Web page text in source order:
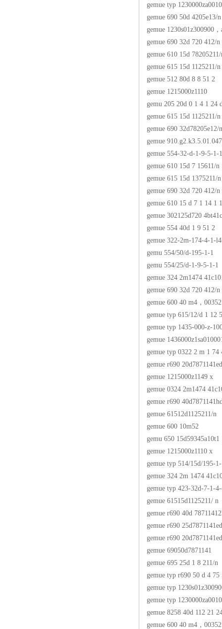
gemue typ
gemue 690 50d 4205e13/n
gemue 1230s01z300900
gemue 690 32d 720 412/n
gemue 610 15d
gemue 615 15d 1125211/n
gemue 512 80d 8 8 51 2
gemue 1215000z1110
gemu 205 20d 0 1 4 1 24
gemue 615 15d 1125211/n
gemue 690 32d78205e12/n
gemue
gemue 554-32-d-1-9-5-1-1
gemue 610 15d 7 15611/n
gemue 615 15d 1375211/n
gemue 690 32d 720 412/n
gemue 610 15 d 7 1 14 1
gemue 302125d720
gemue 554 40d 1 9 51 2
gemue 322-2m-174-4-1-
gemu 554/50/d-195-1-1
gemu 554/25/d-1-9-5-1-1
gemue 324 2m1474
gemue 690 32d 720 412/n
gemue 600 40 m4，
gemue typ 615/12/d 1 12
gemue typ 1435-000-z-
gemue
gemue typ 0322 2 m 1 74
gemue r690
gemue 1215000z1149 x
gemue 0324 2m1474
gemue r690
gemue 61512d1125211/n
gemue 600 10m52
gemu 650 15d59345a10t1
gemue 1215000z1110 x
gemue typ 514/15d/195-
gemue 324 2m 1474
gemue typ 423-32d-7-1-
gemue 61515d1125211/ n
gemue r690 40d
gemue r690
gemue r690
gemue 69050d7871141
gemue 695 25d 1 8 211/n
gemue typ r690 50 d 4 75
gemue typ
gemue typ
gemue 8258 40d 112 21
gemue 600 40 m4，